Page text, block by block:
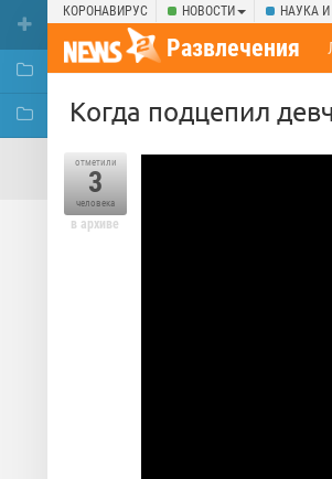
КОРОНАВИРУС НОВОСТИ НАУКА
Развлечения
Когда подцепил
отметили
3
человека
в архиве